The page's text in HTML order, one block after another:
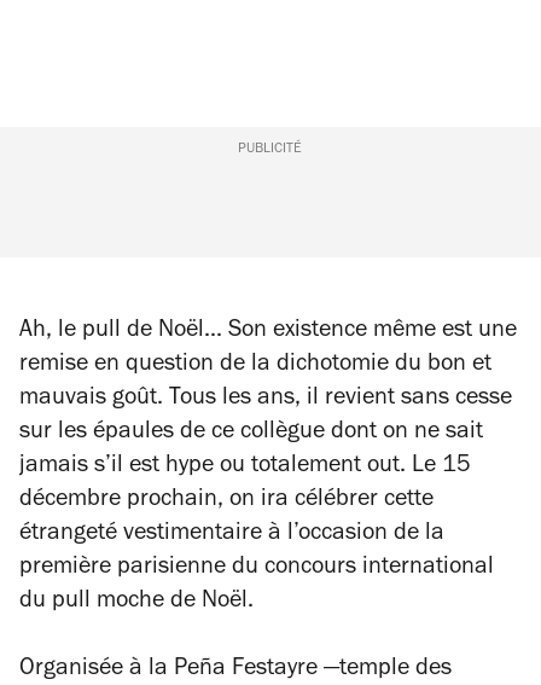
PUBLICITÉ
Ah, le pull de Noël... Son existence même est une
remise en question de la dichotomie du bon et
mauvais goût. Tous les ans, il revient sans cesse
sur les épaules de ce collègue dont on ne sait
jamais s’il est hype ou totalement out. Le 15
décembre prochain, on ira célébrer cette
étrangeté vestimentaire à l’occasion de la
première parisienne du concours international
du pull moche de Noël.
Organisée à la Peña Festayre —temple des